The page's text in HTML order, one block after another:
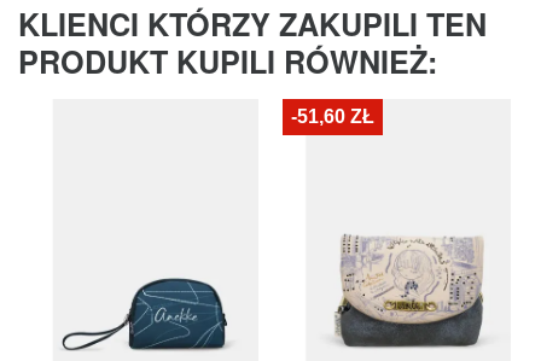
KLIENCI KTÓRZY ZAKUPILI TEN
PRODUKT KUPILI RÓWNIEŻ:
-51,60 ZŁ